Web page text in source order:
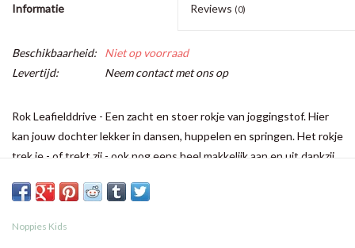
Informatie Reviews (0)
Beschikbaarheid:
Niet op voorraad
Levertijd:
Neem contact met ons op
Rok Leafielddrive - Een zacht en stoer rokje van joggingstof. Hier
kan jouw dochter lekker in dansen, huppelen en springen. Het rokje
trek je - of trekt zij - ook nog eens heel makkelijk aan en uit dankzij
De naadjes aan de onderkant zijn goudkleurig, net als het
Noppies Kids